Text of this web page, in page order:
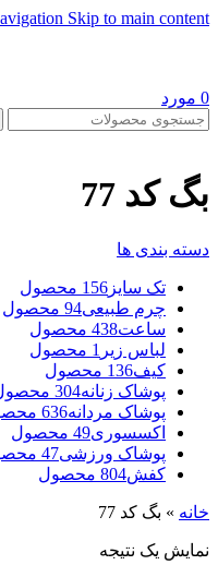
Skip to main content
0 مورد
بگ کد 77
دسته بندی ها
تک سایز 156 محصول
چرم طبیعی94 محصول
ساعت438 محصول
لباس زیر 1 محصول
کیف136 محصول
پوشاک زنانه304 محصول
پوشاک مردانه636 محصول
اکسسوری49 محصول
پوشاک ورزشی47 محصول
کفش804 محصول
خانه » بگ کد 77
نمایش یک نتیجه